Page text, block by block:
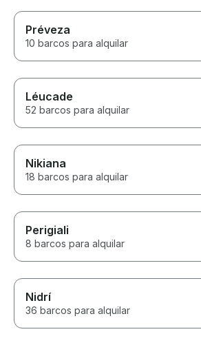
Préveza
10 barcos para alquilar
Léucade
52 barcos para alquilar
Nikiana
18 barcos para alquilar
Perigiali
8 barcos para alquilar
Nidrí
36 barcos para alquilar